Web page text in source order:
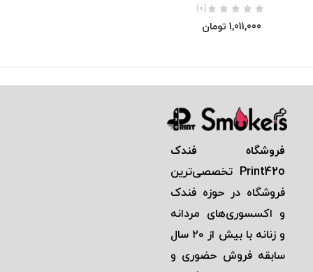
(0)
1,011,000 تومان
فروشگاه فندک
Print42o تخصصی‌ترين
فروشگاه در حوزه فندک
و اكسسوری‌های مردانه
و زنانه با بيش از ٢٠ سال
سابقه فروش حضوری و